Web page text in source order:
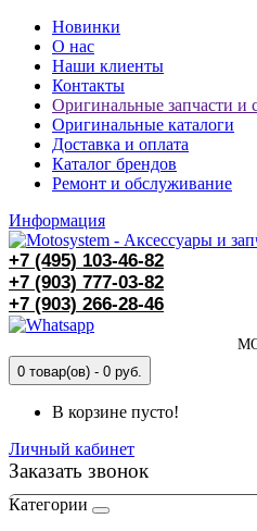
Новинки
О нас
Наши клиенты
Контакты
Оригинальные запчасти и
Оригинальные каталоги
Доставка и оплата
Каталог брендов
Ремонт и обслуживание
Информация
+7 (495) 103-46-82
+7 (903) 777-03-82
+7 (903) 266-28-46
0 товар(ов) - 0 руб.
В корзине пусто!
Личный кабинет
Заказать звонок
Категории